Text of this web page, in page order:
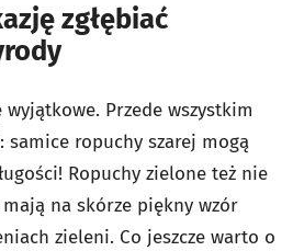
zgłębiać
Przede wszystkim
ropuchy szarej mogą
Ropuchy zielone też nie
na skórze piękny wzór
zieleni. Co jeszcze warto o